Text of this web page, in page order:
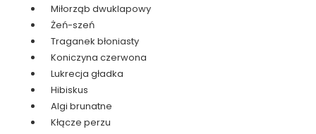
Miłorząb dwuklapowy
Żeń-szeń
Traganek błoniasty
Koniczyna czerwona
Lukrecja gładka
Hibiskus
Algi brunatne
Kłącze perzu